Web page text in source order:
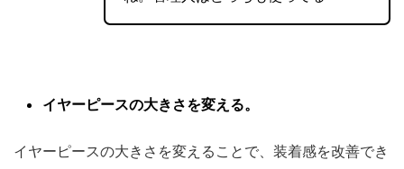
イヤーピースの大きさを変える。
イヤーピースの大きさを変えることで、装着感を改善でき